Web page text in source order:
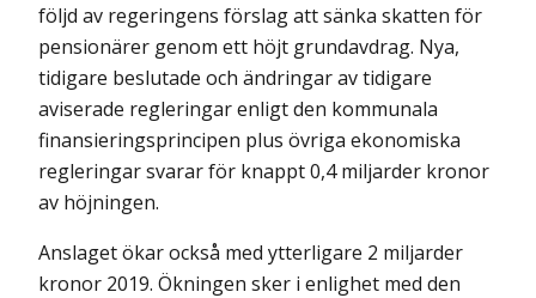
följd av regeringens förslag att sänka skatten för
pensionärer genom ett höjt grundavdrag. Nya,
tidigare beslutade och ändringar av tidigare
aviserade regleringar enligt den kommunala
finansieringsprincipen plus övriga ekonomiska
regleringar svarar för knappt 0,4 miljarder kronor
av höjningen.
Anslaget ökar också med ytterligare 2 miljarder
kronor 2019. Ökningen sker i enlighet med den